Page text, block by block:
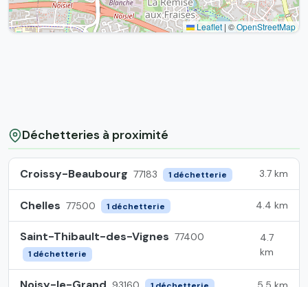
Leaflet | ©OpenStreetMap
Déchetteries à proximité
Croissy-Beaubourg 77183 1 déchetterie 3.7 km
Chelles 77500 1 déchetterie 4.4 km
Saint-Thibault-des-Vignes 77400
1 déchetterie
4.7
km